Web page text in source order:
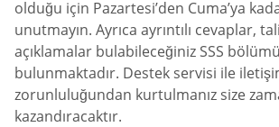
olduğu için Pazartesi’den Cuma’ya
unutmayın. Ayrıca ayrıntılı cevaplar,
açıklamalar bulabileceğiniz SSS
bulunmaktadır. Destek servisi ile
zorunluluğundan kurtulmanız size
kazandıracaktır.